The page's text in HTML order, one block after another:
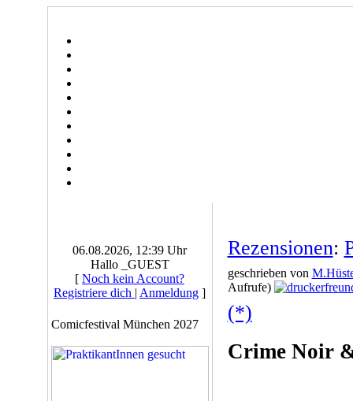
06.08.2026, 12:39 Uhr
Hallo _GUEST
[ Noch kein Account?
Registriere dich | Anmeldung ]
Comicfestival München 2027
Rezensionen:
geschrieben von
Aufrufe)
(*)
Crime Noir